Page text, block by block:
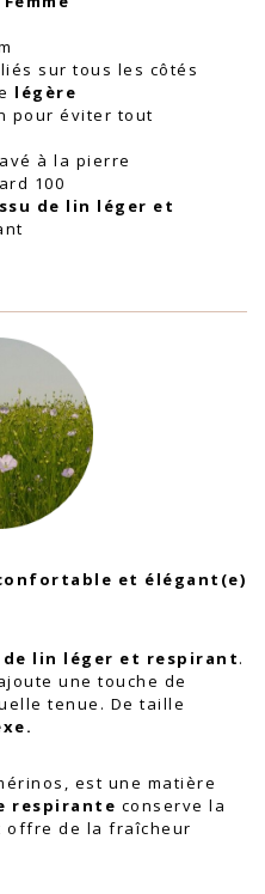
sur tous les côtés
légère
pour éviter tout
à la pierre
100
de lin léger et
et élégant(e)
lin léger et respirant.
une touche de
tenue. De taille
est une matière
respirante conserve la
offre de la fraîcheur